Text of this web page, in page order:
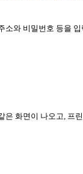
소와 비밀번호 등을
은 화면이 나오고, 프